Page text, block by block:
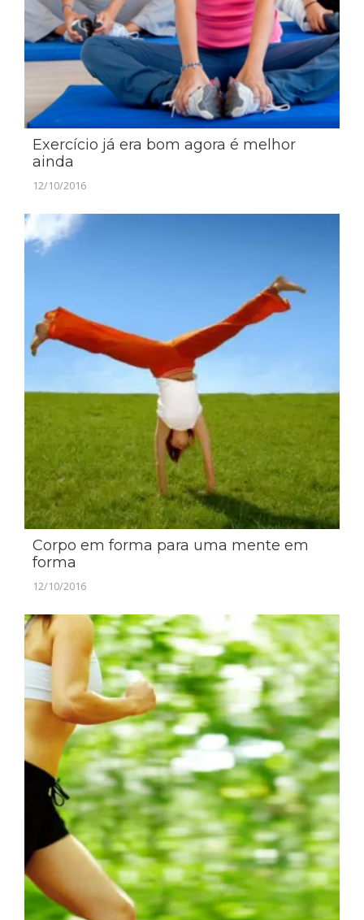
Exercício já era bom agora é melhor
ainda
12/10/2016
Corpo em forma para uma mente em
forma
12/10/2016